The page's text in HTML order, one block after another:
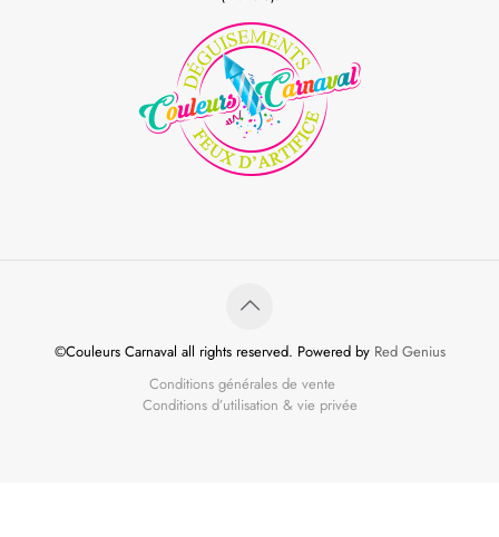
©Couleurs Carnaval all rights reserved. Powered by Red Genius
Conditions générales de vente
Conditions d’utilisation & vie privée